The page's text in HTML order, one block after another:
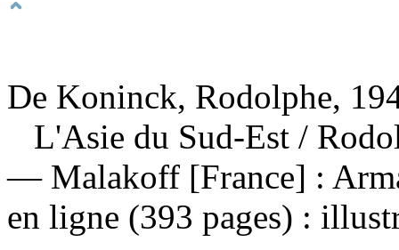
De Koninck, Rodolphe,
L'Asie du Sud-Est /
— Malakoff [France] :
en ligne (393 pages) :